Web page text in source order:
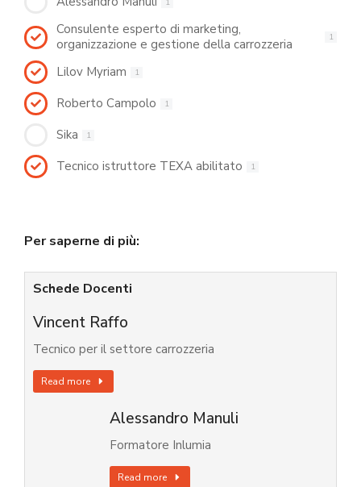
Consulente esperto di marketing,
organizzazione e gestione della carrozzeria
1
Lilov Myriam 1
Roberto Campolo 1
Sika 1
Tecnico istruttore TEXA abilitato 1
Per saperne di più:
Schede Docenti
Vincent Raffo
Tecnico per il settore carrozzeria
Read more
Alessandro Manuli
Formatore Inlumia
Read more